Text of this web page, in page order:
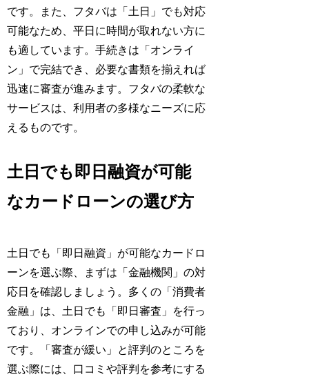
です。また、フタバは「土日」でも対応
可能なため、平日に時間が取れない方に
も適しています。手続きは「オンライ
ン」で完結でき、必要な書類を揃えれば
迅速に審査が進みます。フタバの柔軟な
サービスは、利用者の多様なニーズに応
えるものです。
土日でも即日融資が可能
なカードローンの選び方
土日でも「即日融資」が可能なカードロ
ーンを選ぶ際、まずは「金融機関」の対
応日を確認しましょう。多くの「消費者
金融」は、土日でも「即日審査」を行っ
ており、オンラインでの申し込みが可能
です。「審査が緩い」と評判のところを
選ぶ際には、口コミや評判を参考にする